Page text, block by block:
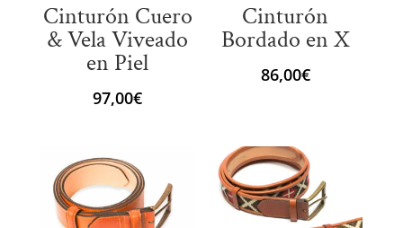
Cinturón Cuero
& Vela Viveado
en Piel
97,00€
Cinturón
Bordado en X
86,00€